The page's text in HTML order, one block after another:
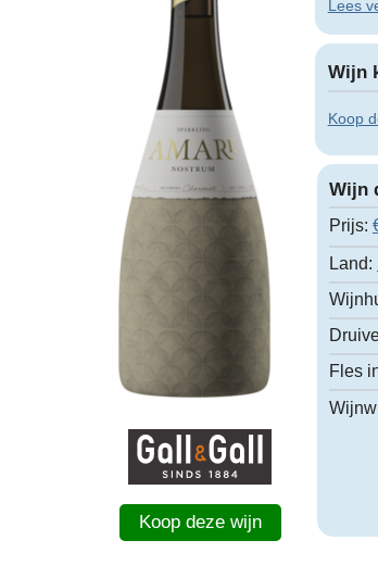
Koop deze wijn
Lees
Wijn
Koop
Wijn
Prijs:
Land:
Fles